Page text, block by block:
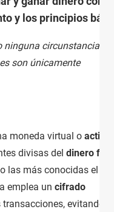
y los principios
circunstancia
son únicamente
moneda virtual o activo
divisas del dinero fiat
las más conocidas el
emplea un cifrado
evitando